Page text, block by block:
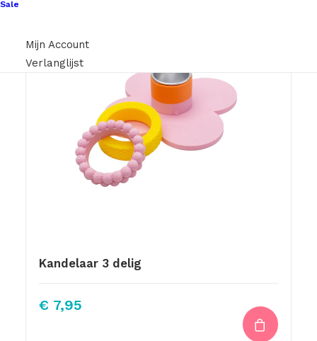
Sale
Mijn Account
Verlanglijst
Kandelaar 3 delig
€ 7,95